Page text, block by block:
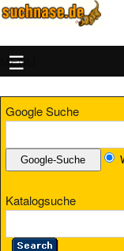
MENU
Google Suche
Katalogsuche